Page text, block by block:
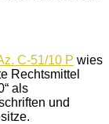
C-51/10 P wies
Rechtsmittel
als
und